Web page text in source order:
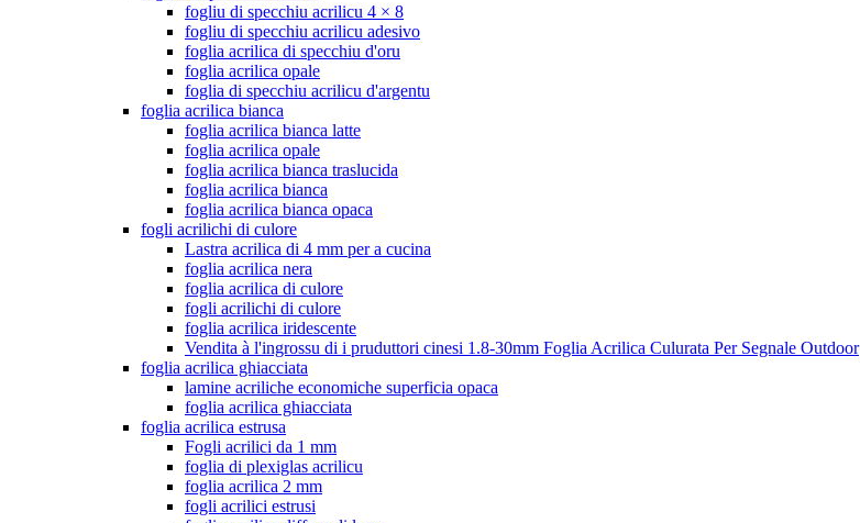
fogliu di specchiu acrilicu 4 × 8
fogliu di specchiu acrilicu adesivo
foglia acrilica di specchiu d'oru
foglia acrilica opale
foglia di specchiu acrilicu d'argentu
foglia acrilica bianca
foglia acrilica bianca latte
foglia acrilica opale
foglia acrilica bianca traslucida
foglia acrilica bianca
foglia acrilica bianca opaca
fogli acrilichi di culore
Lastra acrilica di 4 mm per a cucina
foglia acrilica nera
foglia acrilica di culore
fogli acrilichi di culore
foglia acrilica iridescente
Vendita à l'ingrossu di i pruduttori cinesi 1.8-30mm Foglia Acrilica Culurata Per Segnale Outdoor
foglia acrilica ghiacciata
lamine acriliche economiche superficia opaca
foglia acrilica ghiacciata
foglia acrilica estrusa
Fogli acrilici da 1 mm
foglia di plexiglas acrilicu
foglia acrilica 2 mm
fogli acrilici estrusi